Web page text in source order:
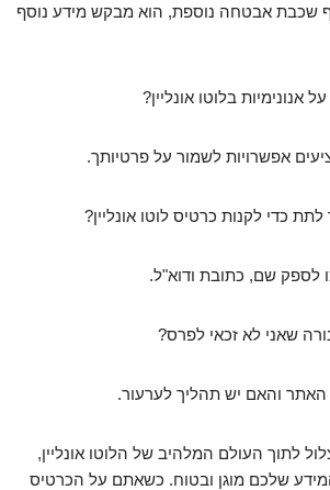
שכבת אבטחה נוספת, הוא מבקש מידע נוסף
אפשרויות לשמור על פרטיותך.
לספק שם, כתובת ודוא"ל.
והאם יש תהליך לערעור.
לתוך העולם המלהיב של הלוטו אונליין,
שלכם מוגן ובטוח. כשאתם על הכרטיס